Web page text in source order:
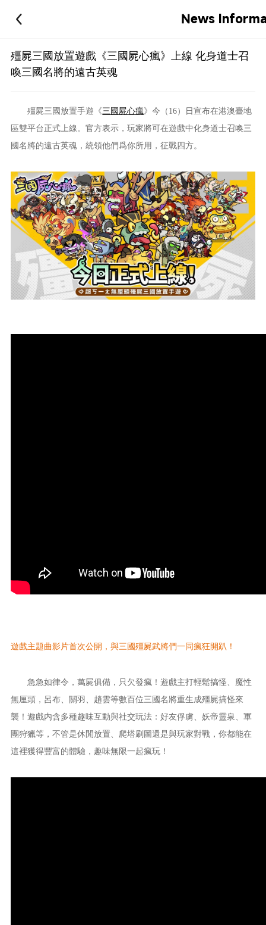
News
殭屍三國放置遊戲《三國屍心瘋》上線 化身道士召
喚三國名將的遠古英魂
殭屍三國放置手遊《三國屍心瘋》今（16）日宣布在港澳臺地
區雙平台正式上線。官方表示，玩家將可在遊戲中化身道士召喚三
國名將的遠古英魂，統領他們爲你所用，征戰四方。
遊戲主題曲影片首次公開，與三國殭屍武將們一同瘋狂開趴！
急急如律令 ，萬屍俱備，只欠發瘋！遊戲主打輕鬆搞怪、魔性
無厘頭，呂布、關羽、趙雲等數百位三國名將重生成殭屍搞怪來
襲！遊戲内含多種趣味互動與社交玩法：好友俘虜、妖帝靈泉、軍
團狩獵等，不管是休閒放置、爬塔刷圖還是與玩家對戰，你都能在
這裡獲得豐富的體驗，趣味無限一起瘋玩！